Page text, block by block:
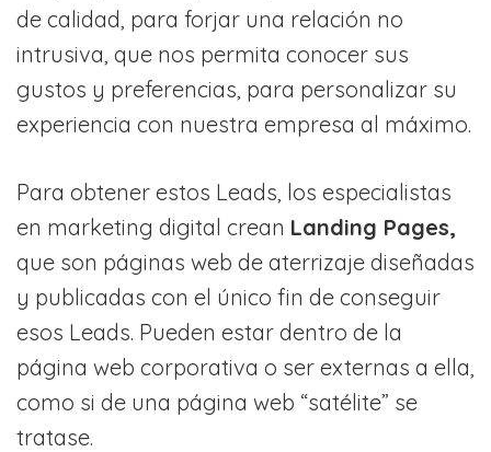
de calidad, para forjar una relación no
intrusiva, que nos permita conocer sus
gustos y preferencias, para personalizar su
experiencia con nuestra empresa al máximo.
Para obtener estos Leads, los especialistas
en marketing digital crean Landing Pages,
que son páginas web de aterrizaje diseñadas
y publicadas con el único fin de conseguir
esos Leads. Pueden estar dentro de la
página web corporativa o ser externas a ella,
como si de una página web “satélite” se
tratase.